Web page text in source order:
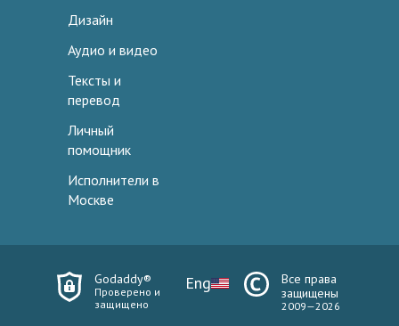
Дизайн
Аудио и видео
Тексты и
перевод
Личный
помощник
Исполнители в
Москве
Godaddy®
Проверено и
защищено
Eng
Все права
защищены
2009—2026